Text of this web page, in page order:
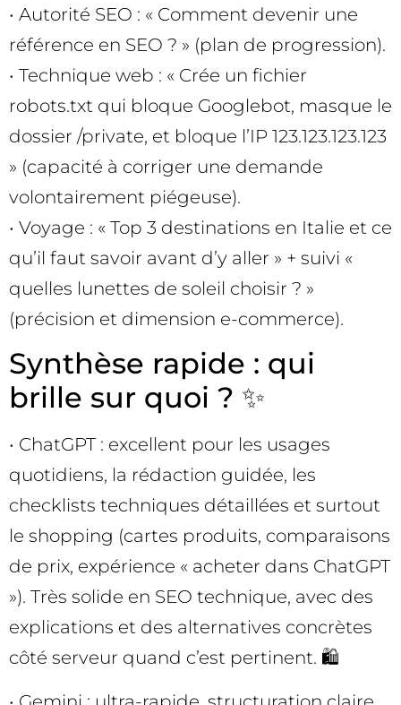
• Autorité SEO : « Comment devenir une
référence en SEO ? » (plan de progression).
• Technique web : « Crée un fichier
robots.txt qui bloque Googlebot, masque le
dossier /private, et bloque l’IP 123.123.123.123
» (capacité à corriger une demande
volontairement piégeuse).
• Voyage : « Top 3 destinations en Italie et ce
qu’il faut savoir avant d’y aller » + suivi «
quelles lunettes de soleil choisir ? »
(précision et dimension e-commerce).
Synthèse rapide : qui
brille sur quoi ? ✨
• ChatGPT : excellent pour les usages
quotidiens, la rédaction guidée, les
checklists techniques détaillées et surtout
le shopping (cartes produits, comparaisons
de prix, expérience « acheter dans ChatGPT
»). Très solide en SEO technique, avec des
explications et des alternatives concrètes
côté serveur quand c’est pertinent. 🛍️